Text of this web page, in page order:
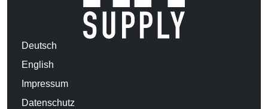
Deutsch
English
Impressum
Datenschutz